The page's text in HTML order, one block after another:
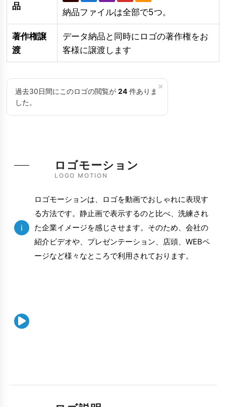
品
納品ファイルは全部で5つ。
著作権譲
渡
データ納品と同時にロゴの著作権をお
客様に譲渡します
×
過去30日間にこのロゴの閲覧が 24 件ありま
した。
LOGO MOTION
ロゴモーション
i
ロゴモーションは、ロゴを動画でおしゃれに表現す
る方法です。静止画で表示するのと比べ、洗練され
た企業イメージを感じさせます。そのため、会社の
紹介ビデオや、プレゼンテーション、店頭、WEBペ
ージなど様々なところで利用されております。
